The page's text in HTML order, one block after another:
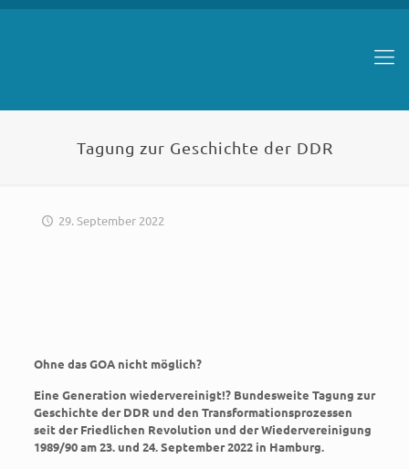
Tagung zur Geschichte der DDR
29. September 2022
Ohne das GOA nicht möglich?
Eine Generation wiedervereinigt!? Bundesweite Tagung zur
Geschichte der DDR und den Transformationsprozessen
seit der Friedlichen Revolution und der Wiedervereinigung
1989/90 am 23. und 24. September 2022 in Hamburg.